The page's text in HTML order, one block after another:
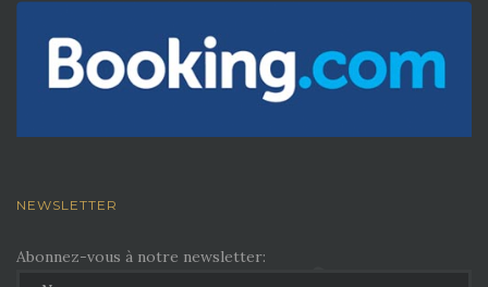
NEWSLETTER
Abonnez-vous à notre newsletter: